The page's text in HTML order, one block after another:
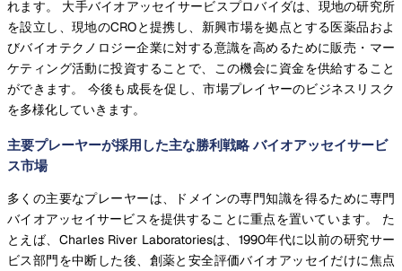
れます。 大手バイオアッセイサービスプロバイダは、現地の研究所
を設立し、現地のCROと提携し、新興市場を拠点とする医薬品およ
びバイオテクノロジー企業に対する意識を高めるために販売・マー
ケティング活動に投資することで、この機会に資金を供給すること
ができます。 今後も成長を促し、市場プレイヤーのビジネスリスク
を多様化していきます。
主要プレーヤーが採用した主な勝利戦略 バイオアッセイサービ
ス市場
多くの主要なプレーヤーは、ドメインの専門知識を得るために専門
バイオアッセイサービスを提供することに重点を置いています。 た
とえば、Charles River Laboratoriesは、1990年代に以前の研究サー
ビス部門を中断した後、創薬と安全評価バイオアッセイだけに焦点